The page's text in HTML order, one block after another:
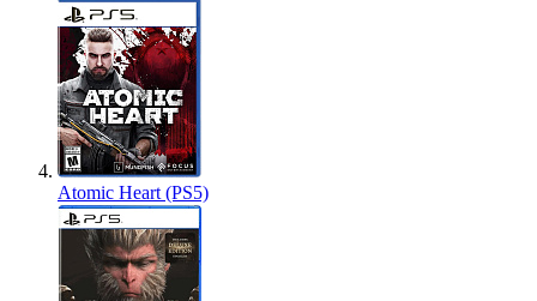
Atomic Heart (PS5)